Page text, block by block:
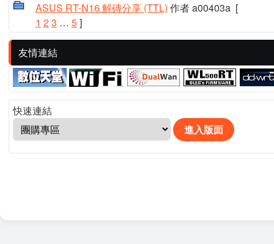
ASUS RT-N16 解磚分享 (TTL) 作者 a00403a[
1 23 … 5]
友情連結
快速連結